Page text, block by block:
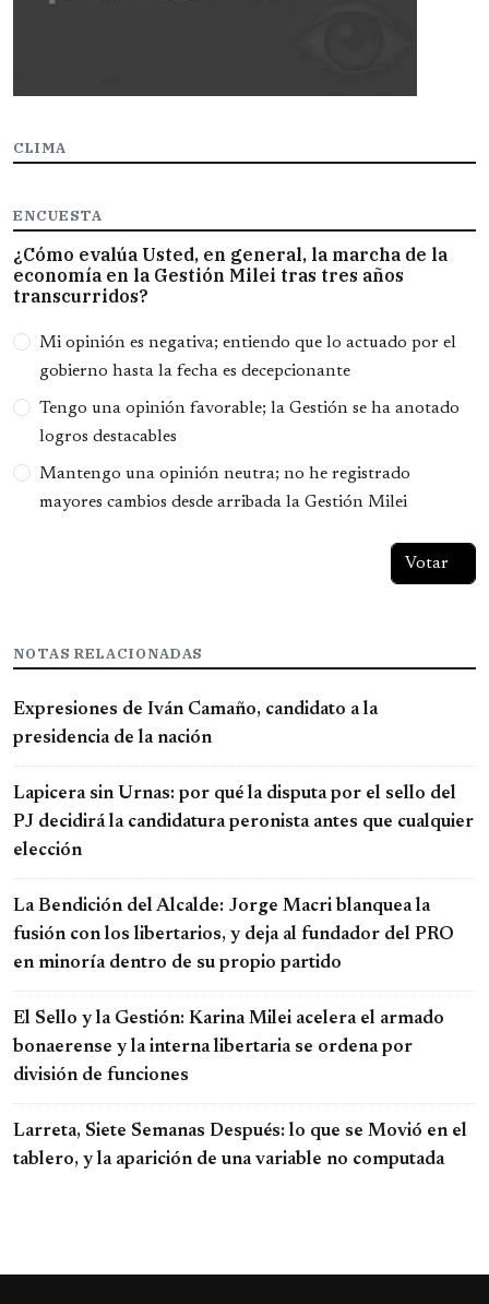
CLIMA
ENCUESTA
¿Cómo evalúa Usted, en general, la marcha de la
economía en la Gestión Milei tras tres años
transcurridos?
Opciones
Mi opinión es negativa; entiendo que lo actuado por el
gobierno hasta la fecha es decepcionante
Tengo una opinión favorable; la Gestión se ha anotado
logros destacables
Mantengo una opinión neutra; no he registrado
mayores cambios desde arribada la Gestión Milei
NOTAS RELACIONADAS
Expresiones de Iván Camaño, candidato a la
presidencia de la nación
Lapicera sin Urnas: por qué la disputa por el sello del
PJ decidirá la candidatura peronista antes que cualquier
elección
La Bendición del Alcalde: Jorge Macri blanquea la
fusión con los libertarios, y deja al fundador del PRO
en minoría dentro de su propio partido
El Sello y la Gestión: Karina Milei acelera el armado
bonaerense y la interna libertaria se ordena por
división de funciones
Larreta, Siete Semanas Después: lo que se Movió en el
tablero, y la aparición de una variable no computada